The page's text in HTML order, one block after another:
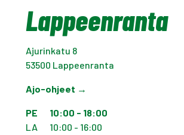
Lappeenranta
Ajurinkatu 8
53500 Lappeenranta
Ajo-ohjeet →
PE
10:00 - 18:00
LA
10:00 - 16:00